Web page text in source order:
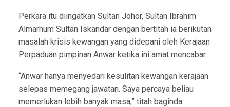
Perkara itu diingatkan Sultan Johor, Sultan Ibrahim
Almarhum Sultan Iskandar dengan bertitah ia berikutan
masalah krisis kewangan yang didepani oleh Kerajaan
Perpaduan pimpinan Anwar ketika ini amat mencabar.
“Anwar hanya menyedari kesulitan kewangan kerajaan
selepas memegang jawatan. Saya percaya beliau
memerlukan lebih banyak masa,” titah baginda.